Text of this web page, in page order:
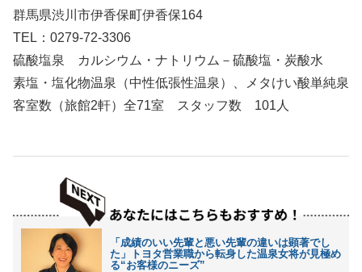
群馬県渋川市伊香保町伊香保164
TEL：0279-72-3306
硫酸塩泉 カルシウム・ナトリウム－硫酸塩・炭酸水
素塩・塩化物温泉（中性低張性温泉）、メタけい酸単純泉
客室数（旅館2軒）全71室 スタッフ数 101人
「成績のいい先輩と悪い先輩の違いは顕著でし
た」トヨタ営業職から転身した温泉女将が見極め
る“お客様のニーズ”